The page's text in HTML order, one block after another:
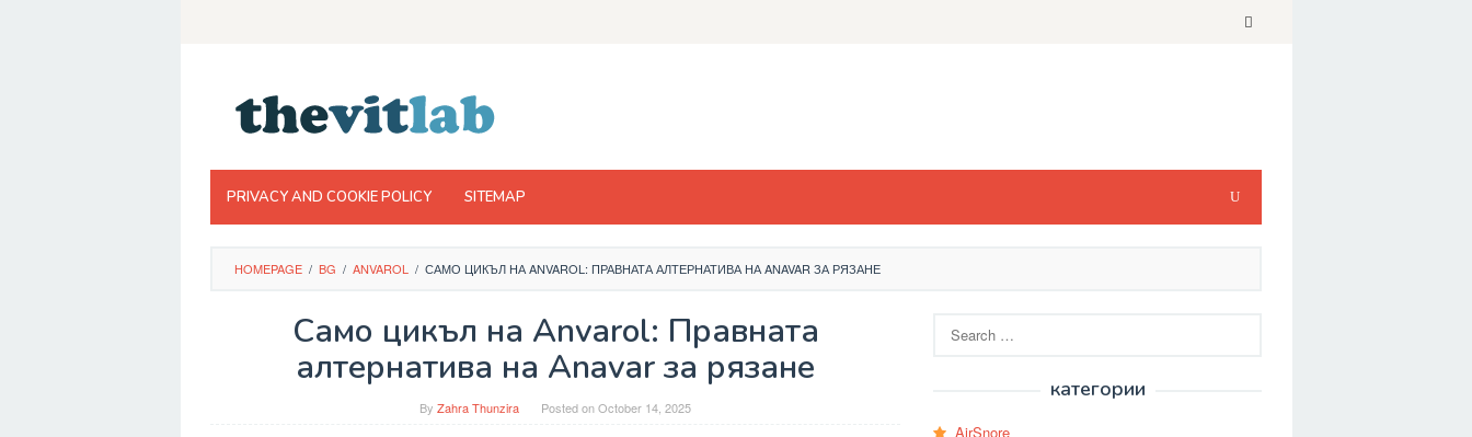
PRIVACY AND COOKIE POLICY SITEMAP
HOMEPAGE / BG / ANVAROL / САМО ЦИКЪЛ НА ANVAROL: ПРАВНАТА АЛТЕРНАТИВА НА ANAVAR ЗА РЯЗАНЕ
Само цикъл на Anvarol: Правната
алтернатива на Anavar за рязане
By Zahra Thunzira Posted onOctober 14, 2025
for:
категории
AirSnore